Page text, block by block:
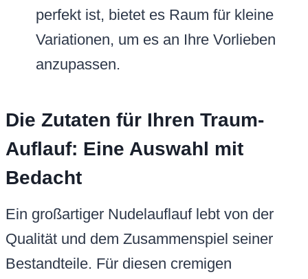
perfekt ist, bietet es Raum für kleine
Variationen, um es an Ihre Vorlieben
anzupassen.
Die Zutaten für Ihren Traum-
Auflauf: Eine Auswahl mit
Bedacht
Ein großartiger Nudelauflauf lebt von der
Qualität und dem Zusammenspiel seiner
Bestandteile. Für diesen cremigen